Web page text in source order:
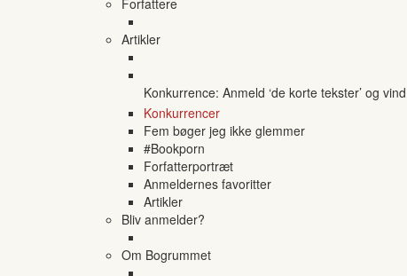
Forfattere
Artikler
Konkurrence: Anmeld ‘de korte tekster’ og
Konkurrencer
Fem bøger jeg ikke glemmer
#Bookporn
Forfatterportræt
Anmeldernes favoritter
Artikler
Bliv anmelder?
Om Bogrummet